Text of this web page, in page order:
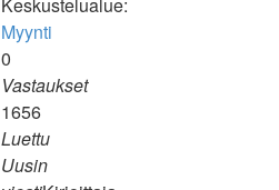
Myynti
0
Vastaukset
1656
Luettu
Uusin